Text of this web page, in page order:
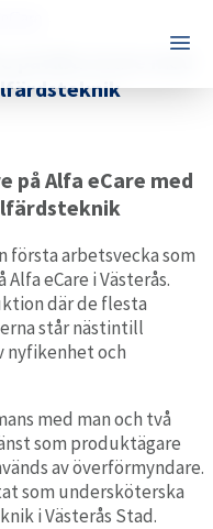
på Alfa eCare med
första arbetsvecka som
eCare i Västerås.
där de flesta
står nästintill
nyfikenhet och
med man och två
som produktägare
av överförmyndare.
som undersköterska
i Västerås Stad.